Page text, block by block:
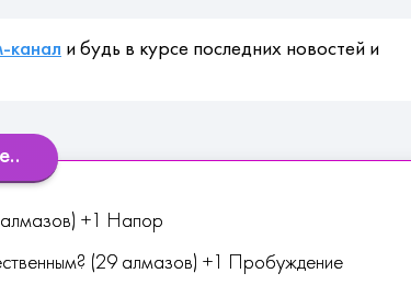
канал и будь в курсе последних новостей и
алмазов) +1 Напор
(29 алмазов) +1 Пробуждение